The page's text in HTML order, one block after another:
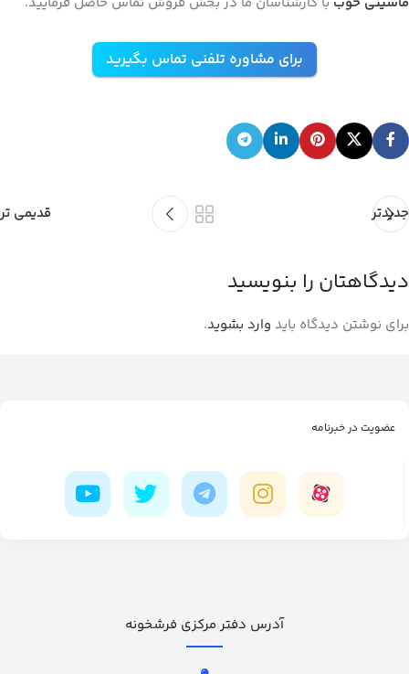
برای مشاوره تلفنی تماس بگیرید
جدیدتر قدیمی تر
دیدگاهتان را بنویسید
برای نوشتن دیدگاه باید وارد بشوید.
عضویت در خبرنامه
آدرس دفتر مرکزی فرشخونه